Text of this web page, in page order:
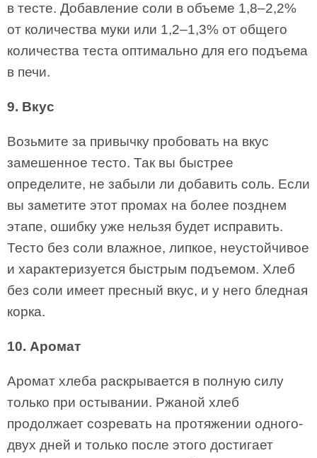
в тесте. Добавление соли в объеме 1,8–2,2%
от количества муки или 1,2–1,3% от общего
количества теста оптимально для его подъема
в печи.
9. Вкус
Возьмите за привычку пробовать на вкус
замешенное тесто. Так вы быстрее
определите, не забыли ли добавить соль. Если
вы заметите этот промах на более позднем
этапе, ошибку уже нельзя будет исправить.
Тесто без соли влажное, липкое, неустойчивое
и характеризуется быстрым подъемом. Хлеб
без соли имеет пресный вкус, и у него бледная
корка.
10. Аромат
Аромат хлеба раскрывается в полную силу
только при остывании. Ржаной хлеб
продолжает созревать на протяжении одного-
двух дней и только после этого достигает